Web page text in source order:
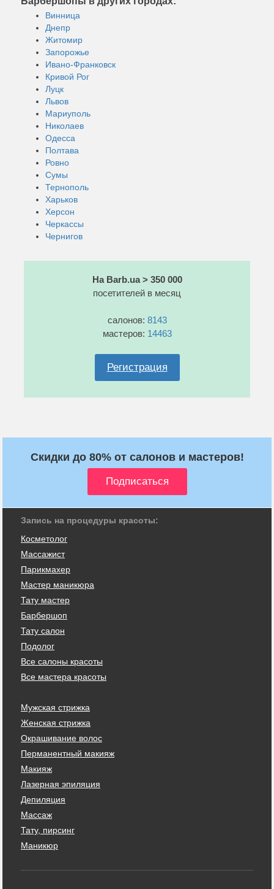
Винница
Днепр
Житомир
Запорожье
Ивано-Франковск
Кривой Рог
Луцк
Львов
Мариуполь
Николаев
Одесса
Полтава
Ровно
Сумы
Тернополь
Харьков
Херсон
Черкассы
Чернигов
На Barb.ua > 350 000
посетителей в месяц
салонов: 8143
мастеров: 14463
Регистрация
Скидки до 80% от салонов и мастеров!
Запись на процедуры красоты:
Косметолог
Массажист
Парикмахер
Мастер маникюра
Тату мастер
Барбершоп
Тату салон
Подолог
Все салоны красоты
Все мастера красоты
Мужская стрижка
Женская стрижка
Окрашивание волос
Перманентный макияж
Макияж
Лазерная эпиляция
Депиляция
Массаж
Тату, пирсинг
Маникюр